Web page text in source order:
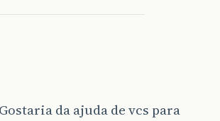
da ajuda de vcs para